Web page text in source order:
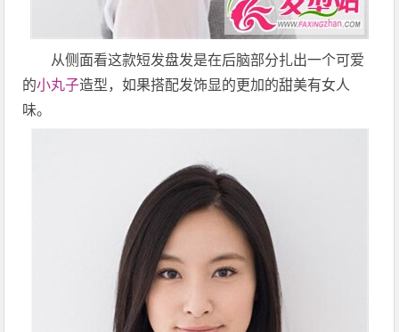
从侧面看这款短发盘发是在后脑部分扎出一个可爱
的小丸子造型，如果搭配发饰显的更加的甜美有女人
味。